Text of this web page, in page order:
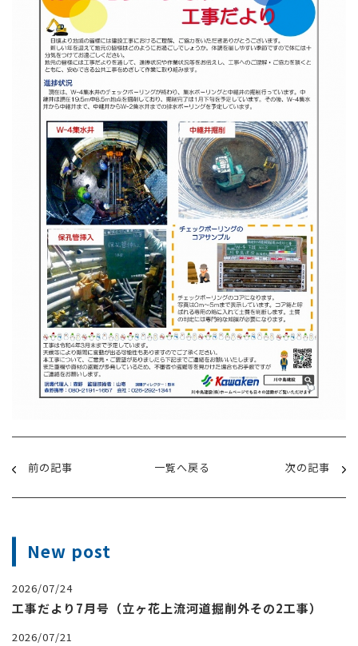
前の記事 一覧へ戻る 次の記事
New post
2026/07/24
工事だより7月号（立ヶ花上流河道掘削外その2工事）
2026/07/21